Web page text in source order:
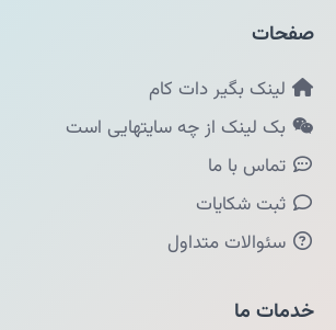
صفحات
لینک بگیر دات کام
بک لینک از چه سایتهایی است
تماس با ما
ثبت شکایات
سئوالات متداول
خدمات ما